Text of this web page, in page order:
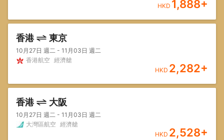
HKD 1,888+
香港 東京
10月27日 週二 - 11月03日 週二
香港航空 經濟艙
HKD 2,282+
香港 大阪
10月27日 週二 - 11月03日 週二
大灣區航空 經濟艙
HKD 2,528+